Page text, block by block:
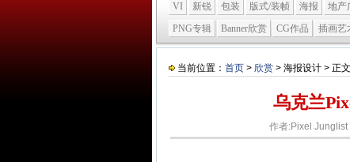
VI 新锐 包装 版式/装帧 海报 地产
PNG专辑
Banner欣赏 CG作品 插画艺
当前位置： 首页 > 欣赏 > 海报设计 > 正文
乌克兰
作者:Pixel